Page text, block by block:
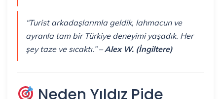
“Turist arkadaşlarımla geldik, lahmacun ve
ayranla tam bir Türkiye deneyimi yaşadık. Her
şey taze ve sıcaktı.” –Alex W. (İngiltere)
Neden Yıldız Pide